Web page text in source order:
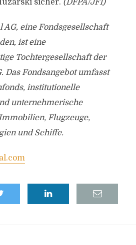
sicher. (DFPA/JF1)
AG, eine Fondsgesellschaft
ist eine
Tochtergesellschaft der
Das Fondsangebot umfasst
institutionelle
unternehmerische
Flugzeuge,
und Schiffe.